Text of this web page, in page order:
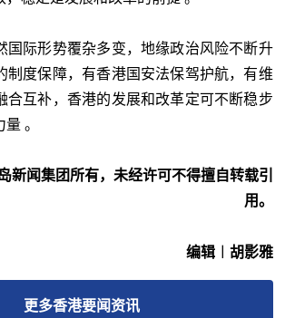
国际形势覆杂多变，地缘政治风险不断升
制度保障，有香港国安法保驾护航，有维
合互补，香港的发展和改革定可不断稳步
。
新闻集团所有，未经许可不得擅自转载引
用。
编辑︱胡影雅
更多香港要闻资讯